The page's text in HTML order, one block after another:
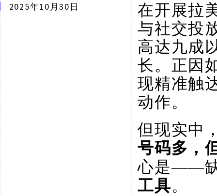
2025年10月30日
在开展拉
与社交投
高达九成
长。正因
现精准触
动作。
但现实中
号码多，
心是——缺
工具。